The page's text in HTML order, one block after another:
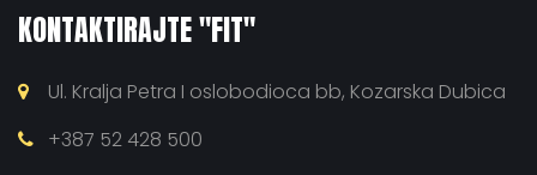
KONTAKTIRAJTE "FIT"
Ul. Kralja Petra I oslobodioca bb, Kozarska Dubica
+387 52 428 500